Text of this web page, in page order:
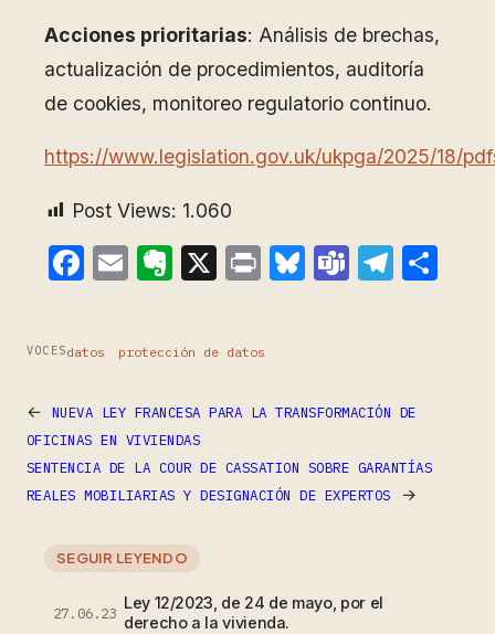
Acciones prioritarias: Análisis de brechas,
actualización de procedimientos, auditoría
de cookies, monitoreo regulatorio continuo.
https://www.legislation.gov.uk/ukpga/2025/18/
Post Views: 1.060
Facebook
EmailEvernote
X PrintBluesky
Teams
VOCESdatos protección de datos
←
NUEVA LEY FRANCESA PARA LA TRANSFORMACIÓN DE
OFICINAS EN VIVIENDAS
SENTENCIA DE LA COUR DE CASSATION SOBRE GARANTÍAS
REALES MOBILIARIAS Y DESIGNACIÓN DE EXPERTOS
→
SEGUIR LEYENDO
27.06.23
Ley 12/2023, de 24 de mayo, por el
derecho a la vivienda.